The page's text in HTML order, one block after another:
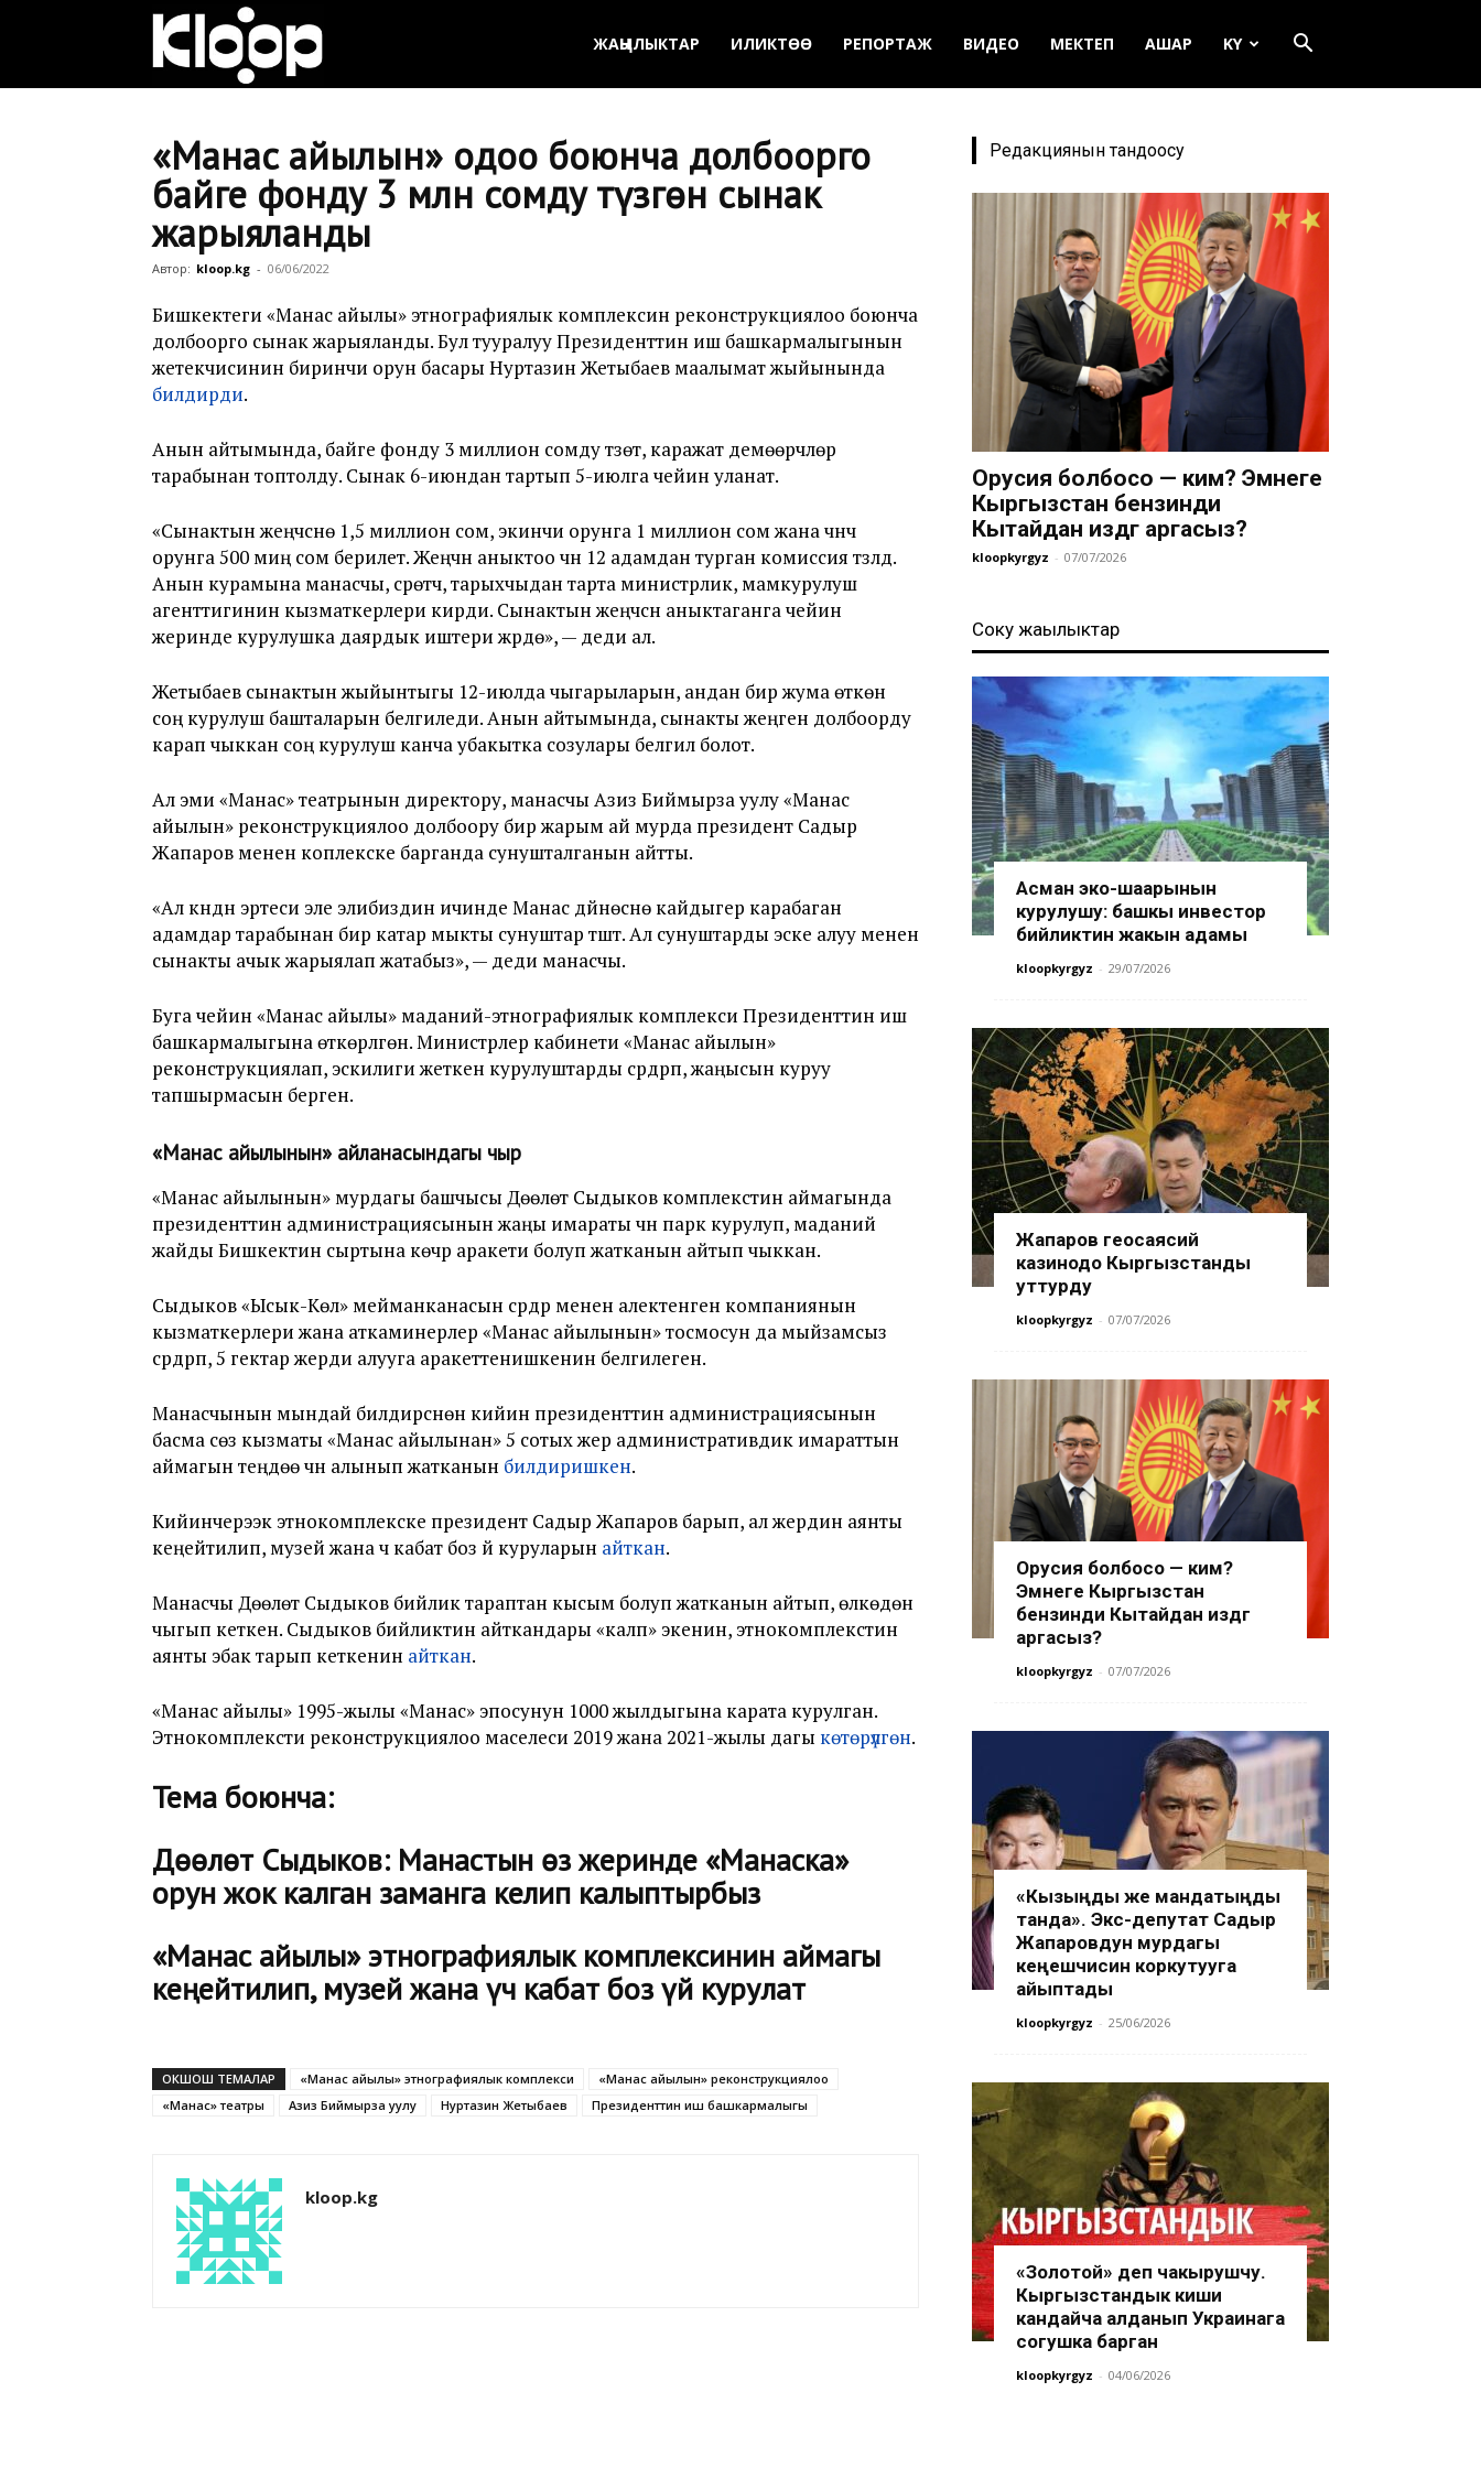
|
Кыргызстан
ЖАҢЫЛЫКТАР ИЛИКТӨӨ РЕПОРТАЖ ВИДЕО МЕКТЕП АШАР KY
«Манас айылын» оңдоо боюнча долбоорго
байге фонду 3 млн сомду түзгөн сынак
жарыяланды
Автор: kloop.kg - 06/06/2022
Бишкектеги «Манас айылы» этнографиялык комплексин реконструкциялоо боюнча
долбоорго сынак жарыяланды. Бул тууралуу Президенттин иш башкармалыгынын
жетекчисинин биринчи орун басары Нуртазин Жетыбаев маалымат жыйынында
билдирди.
Анын айтымында, байге фонду 3 миллион сомду түзөт, каражат демөөрчүлөр
тарабынан топтолду. Сынак 6-июндан тартып 5-июлга чейин уланат.
«Сынактын жеңүүчүсүнө 1,5 миллион сом, экинчи орунга 1 миллион сом жана үчүнчү
орунга 500 миң сом берилет. Жеңүүчүнү аныктоо үчүн 12 адамдан турган комиссия түзүлдү.
Анын курамына манасчы, сүрөтчү, тарыхчыдан тарта министрлик, мамкурулуш
агенттигинин кызматкерлери кирди. Сынактын жеңүүчүсүн аныктаганга чейин
жеринде курулушка даярдык иштери жүрүүдө», — деди ал.
Жетыбаев сынактын жыйынтыгы 12-июлда чыгарыларын, андан бир жума өткөн
соң курулуш башталарын белгиледи. Анын айтымында, сынакты жеңген долбоорду
карап чыккан соң курулуш канча убакытка созулары белгилүү болот.
Ал эми «Манас» театрынын директору, манасчы Азиз Биймырза уулу «Манас
айылын» реконструкциялоо долбоору бир жарым ай мурда президент Садыр
Жапаров менен коплекске барганда сунушталганын айтты.
«Ал күндүн эртеси эле элибиздин ичинде Манас дүйнөсүнө кайдыгер карабаган
адамдар тарабынан бир катар мыкты сунуштар түштү. Ал сунуштарды эске алуу менен
сынакты ачык жарыялап жатабыз», — деди манасчы.
Буга чейин «Манас айылы» маданий-этнографиялык комплекси Президенттин иш
башкармалыгына өткөрүлгөн. Министрлер кабинети «Манас айылын»
реконструкциялап, эскилиги жеткен курулуштарды сүрдүрүп, жаңысын куруу
тапшырмасын берген.
«Манас айылынын» айланасындагы чыр
«Манас айылынын» мурдагы башчысы Дөөлөт Сыдыков комплекстин аймагында
президенттин администрациясынын жаңы имараты үчүн парк курулуп, маданий
жайды Бишкектин сыртына көчүрүү аракети болуп жатканын айтып чыккан.
Сыдыков «Ысык-Көл» мейманканасын сүрдүрүү менен алектенген компаниянын
кызматкерлери жана аткаминерлер «Манас айылынын» тосмосун да мыйзамсыз
сүрдүрүп, 5 гектар жерди алууга аракеттенишкенин белгилеген.
Манасчынын мындай билдирүүсүнөн кийин президенттин администрациясынын
басма сөз кызматы «Манас айылынан» 5 сотых жер административдик имараттын
аймагын теңдөө үчүн алынып жатканын билдиришкен.
Кийинчерээк этнокомплекске президент Садыр Жапаров барып, ал жердин аянты
кеңейтилип, музей жана үч кабат боз үй куруларын айткан.
Манасчы Дөөлөт Сыдыков бийлик тараптан кысым болуп жатканын айтып, өлкөдөн
чыгып кеткен. Сыдыков бийликтин айткандары «калп» экенин, этнокомплекстин
аянты эбак тарып кеткенин айткан.
«Манас айылы» 1995-жылы «Манас» эпосунун 1000 жылдыгына карата курулган.
Этнокомплексти реконструкциялоо маселеси 2019 жана 2021-жылы дагы көтөрүлгөн.
Тема боюнча:
Дөөлөт Сыдыков: Манастын өз жеринде «Манаска»
орун жок калган заманга келип калыптырбыз
«Манас айылы» этнографиялык комплексинин аймагы
кеңейтилип, музей жана үч кабат боз үй курулат
ОКШОШ ТЕМАЛАР «Манас айылы» этнографиялык комплекси
«Манас айылын» реконструкциялоо
«Манас» театры
Азиз Биймырза уулу Нуртазин Жетыбаев Президенттин иш башкармалыгы
kloop.kg
Редакциянын тандоосу
Орусия болбосо — ким? Эмнеге
Кыргызстан бензинди
Кытайдан издөөгө аргасыз?
kloopkyrgyz - 07/07/2026
Соңку жаңылыктар
Асман эко-шаарынын
курулушу: башкы инвестор
бийликтин жакын адамы
kloopkyrgyz - 29/07/2026
Жапаров геосаясий
казинодо Кыргызстанды
уттурду
kloopkyrgyz - 07/07/2026
Орусия болбосо — ким?
Эмнеге Кыргызстан
бензинди Кытайдан издөөгө
аргасыз?
kloopkyrgyz - 07/07/2026
«Кызыңды же мандатыңды
танда». Экс-депутат Садыр
Жапаровдун мурдагы
кеңешчисин коркутууга
айыптады
kloopkyrgyz - 25/06/2026
«Золотой» деп чакырушчу.
Кыргызстандык киши
кандайча алданып Украинага
согушка барган
kloopkyrgyz - 04/06/2026